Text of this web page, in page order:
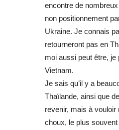
encontre de
non positionnement
Ukraine. Je connais
retourneront pas en
moi aussi peut être, je
Vietnam.
Je sais qu’il y a
Thaïlande, ainsi que
revenir, mais à
choux, le plus